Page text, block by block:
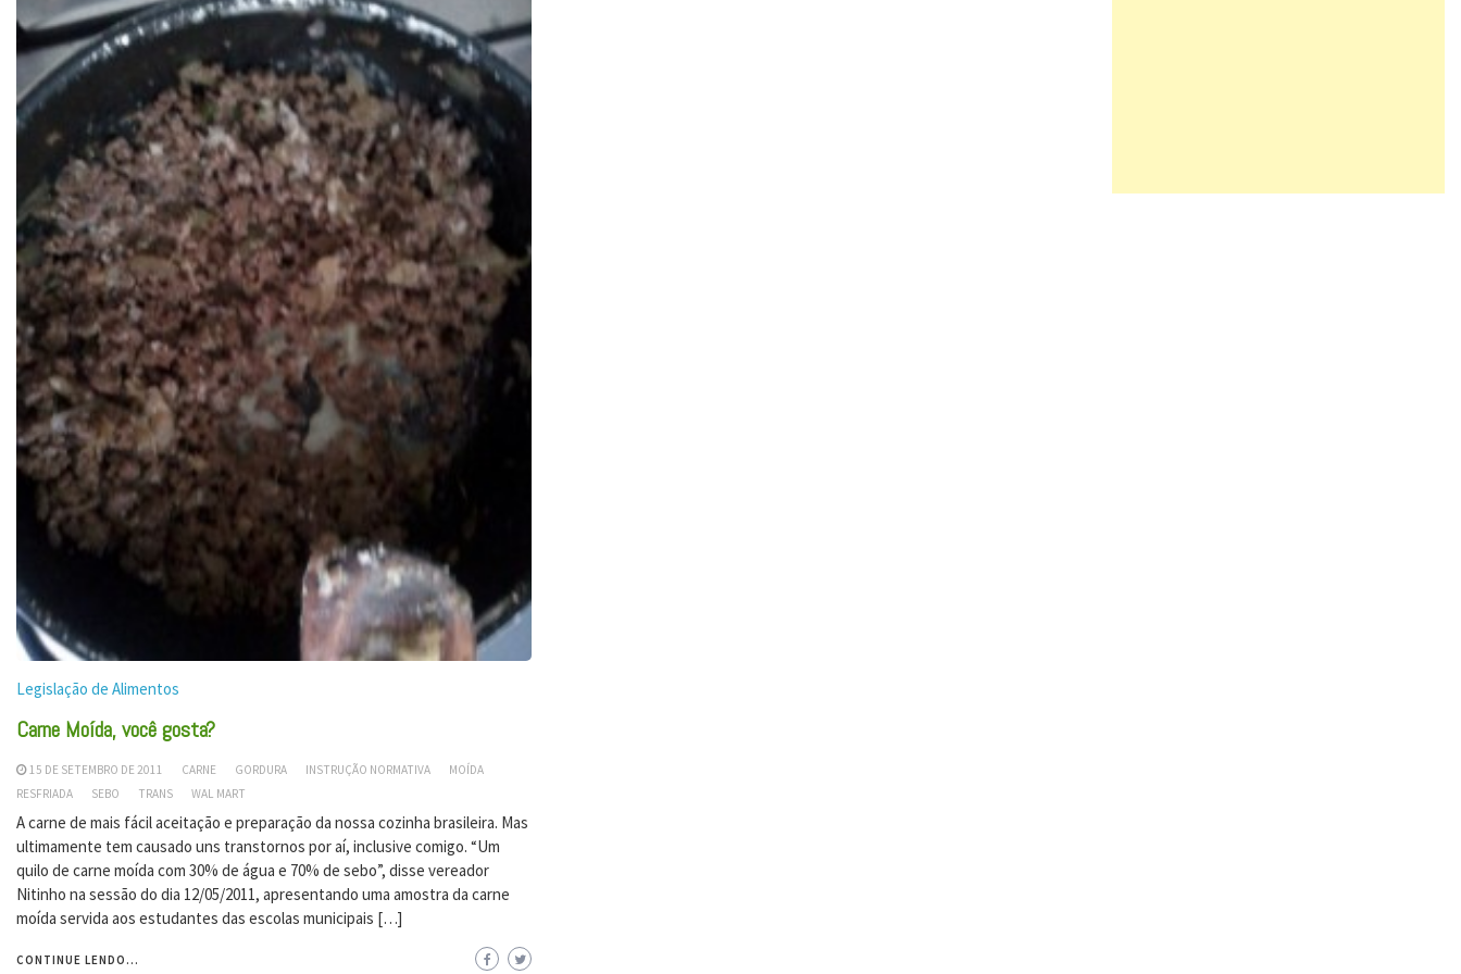
Legislação de Alimentos
Carne Moída, você gosta?
15 DE SETEMBRO DE 2011 CARNE GORDURA INSTRUÇÃO NORMATIVA
MOÍDA
RESFRIADA
SEBO TRANS WAL MART
A carne de mais fácil aceitação e preparação da nossa cozinha brasileira. Mas
ultimamente tem causado uns transtornos por aí, inclusive comigo. “Um
quilo de carne moída com 30% de água e 70% de sebo”, disse vereador
Nitinho na sessão do dia 12/05/2011, apresentando uma amostra da carne
moída servida aos estudantes das escolas municipais […]
CONTINUE LENDO...